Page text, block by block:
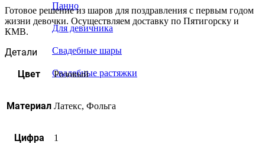
Панно
Для девичника
Свадебные шары
Свадебные растяжки
Готовое решение из шаров для поздравления с первым годом
жизни девочки. Осуществляем доставку по Пятигорску и
КМВ.
Детали
Цвет
Розовый
Материал Латекс, Фольга
Цифра 1